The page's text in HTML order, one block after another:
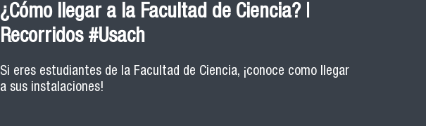
¿Cómo llegar a la Facultad de Ciencia? |
Recorridos #Usach
Si eres estudiantes de la Facultad de Ciencia, ¡conoce como llegar
a sus instalaciones!